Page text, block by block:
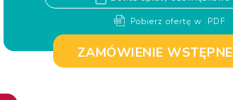
Pobierz ofertę w .PDF
ZAMÓWIENIE WSTĘPNE